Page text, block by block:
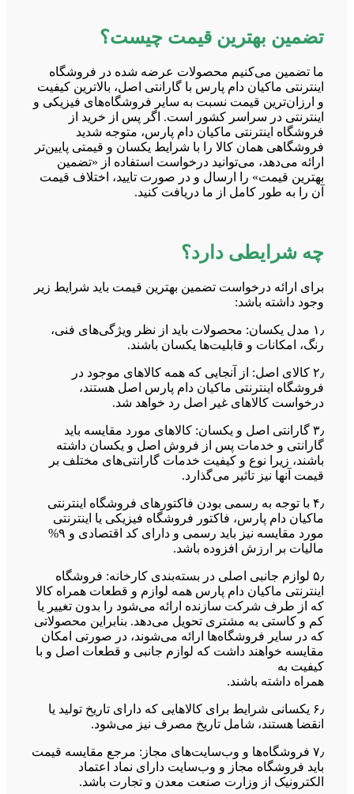
تضمین بهترین قیمت چیست؟
ما تضمین می‌کنیم محصولات عرضه شده در فروشگاه
اینترنتی ماکیان دام پارس با گارانتی اصل، بالاترین کیفیت
و ارزان‌ترین قیمت نسبت به سایر فروشگاه‌های فیزیکی و
اینترنتی در سراسر کشور است. اگر پس از خرید از
فروشگاه اینترنتی ماکیان دام پارس، متوجه شدید
فروشگاهی همان کالا را با شرایط یکسان و قیمتی پایین‌تر
ارائه می‌دهد، می‌توانید درخواست استفاده از «تضمین
بهترین قیمت» را ارسال و در صورت تایید، اختلاف قیمت
آن را به طور کامل از ما دریافت کنید.
چه شرایطی دارد؟
برای ارائه درخواست تضمین بهترین قیمت باید شرایط زیر
وجود داشته باشد:
۱٫ مدل یکسان: محصولات باید از نظر ویژگی‌های فنی،
رنگ، امکانات و قابلیت‌ها یکسان باشند.
۲٫ کالای اصل: از آنجایی که همه کالاهای موجود در
فروشگاه اینترنتی ماکیان دام پارس اصل هستند،
درخواست کالاهای غیر اصل رد خواهد شد.
۳٫ گارانتی اصل و یکسان: کالاهای مورد مقایسه باید
گارانتی و خدمات پس از فروش اصل و یکسان داشته
باشند، زیرا نوع و کیفیت خدمات گارانتی‌های مختلف بر
قیمت آنها نیز تاثیر می‌گذارد.
۴٫ با توجه به رسمی بودن فاکتورهای فروشگاه اینترنتی
ماکیان دام پارس، فاکتور فروشگاه فیزیکی یا اینترنتی
مورد مقایسه نیز باید رسمی و دارای کد اقتصادی و ۹%
مالیات بر ارزش افزوده باشد.
۵٫ لوازم جانبی اصلی در بسته‌بندی کارخانه: فروشگاه
اینترنتی ماکیان دام پارس همه لوازم و قطعات همراه کالا
که از طرف شرکت سازنده ارائه می‌شود را بدون تغییر یا
کم و کاستی به مشتری تحویل می‌دهد. بنابراین محصولاتی
که در سایر فروشگاه‌ها ارائه می‌شوند، در صورتی امکان
مقایسه خواهند داشت که لوازم جانبی و قطعات اصل و با
کیفیت به
همراه داشته باشند.
۶٫ یکسانی شرایط برای کالاهایی که دارای تاریخ تولید یا
انقضا هستند، شامل تاریخ مصرف نیز می‌شود.
۷٫ فروشگاه‌ها و وب‌سایت‌های مجاز: مرجع مقایسه قیمت
باید فروشگاه مجاز و وب‌سایت دارای نماد اعتماد
الکترونیک از وزارت صنعت معدن و تجارت باشد.